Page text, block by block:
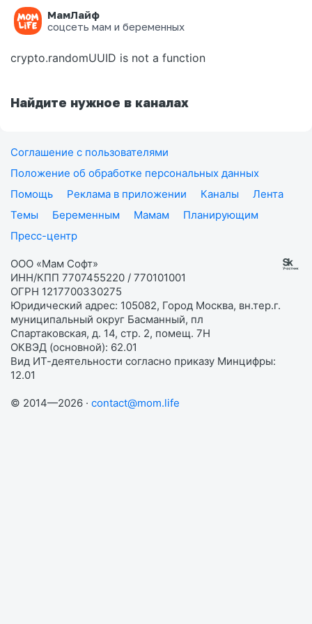
МамЛайф
соцсеть мам и беременных
Ошибка на странице
crypto.randomUUID is not a function
Найдите нужное в каналах
Соглашение с пользователями
Положение об обработке персональных данных
Помощь
Реклама в приложении Каналы
Лента
Темы
Беременным Мамам
Планирующим
Пресс-центр
ООО «Мам Софт»
ИНН/КПП 7707455220 / 770101001
ОГРН 1217700330275
Юридический адрес: 105082, Город Москва, вн.тер.г.
муниципальный округ Басманный, пл
Спартаковская, д. 14, стр. 2, помещ. 7Н
ОКВЭД (основной): 62.01
Вид ИТ-деятельности согласно приказу Минцифры:
12.01
© 2014—2026 · contact@mom.life